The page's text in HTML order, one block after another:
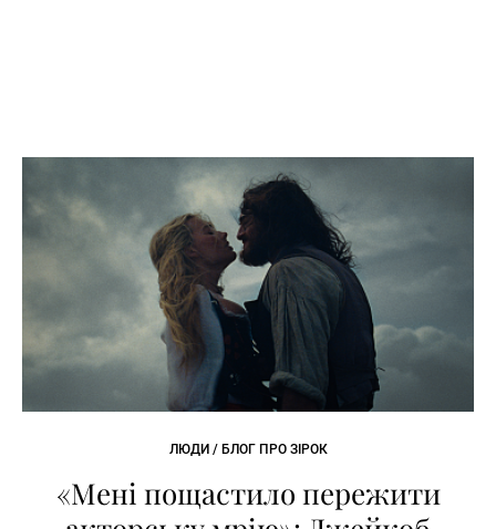
ЛЮДИ / БЛОГ ПРО ЗІРОК
«Мені пощастило пережити